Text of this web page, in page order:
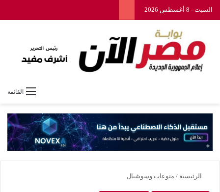
السبت - 8 أغسطس 2026
القائمة
الرئيسية / منوعات وسوشيال